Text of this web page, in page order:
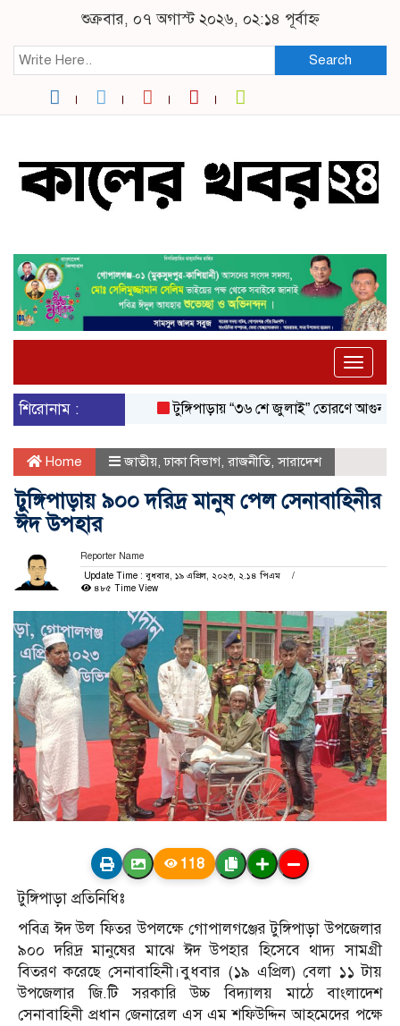
শুক্রবার, ০৭ অগাস্ট ২০২৬, ০২:১৪ পূর্বাহ্ন
Search
Toggle
শিরোনাম :
টুঙ্গিপাড়ায় “৩৬ শে জুলাই” তোরণে আগুন; ৭৫
Home জাতীয়,ঢাকা বিভাগ, রাজনীতি,সারাদেশ
টুঙ্গিপাড়ায় ৯০০ দরিদ্র মানুষ পেল সেনাবাহিনীর
ঈদ উপহার
Reporter Name
Update Time : বুধবার, ১৯ এপ্রিল, ২০২৩, ২.১৪ পিএম
৪৮৫ Time View
118
টুঙ্গিপাড়া প্রতিনিধিঃ
পবিত্র ঈদ উল ফিতর উপলক্ষে গোপালগঞ্জের টুঙ্গিপাড়া উপজেলার
৯০০ দরিদ্র মানুষের মাঝে ঈদ উপহার হিসেবে থাদ্য সামগ্রী
বিতরণ করেছে সেনাবাহিনী।বুধবার (১৯ এপ্রিল) বেলা ১১ টায়
উপজেলার জি.টি সরকারি উচ্চ বিদ্যালয় মাঠে বাংলাদেশ
সেনাবাহিনী প্রধান জেনারেল এস এম শফিউদ্দিন আহমেদের পক্ষে